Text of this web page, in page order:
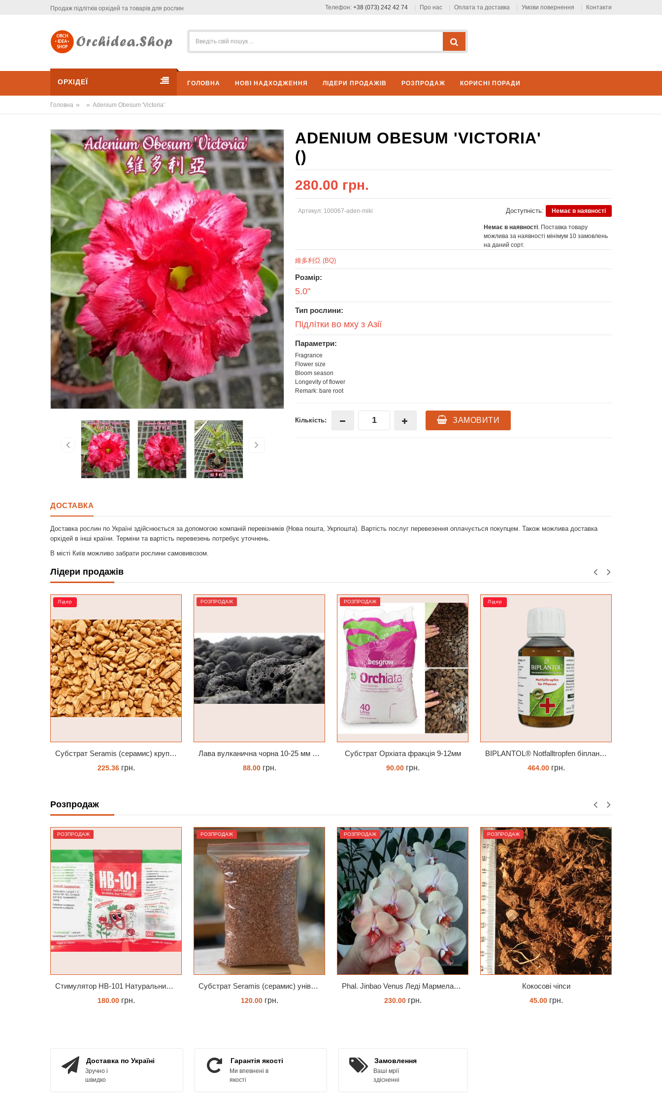
Продаж підлітків орхідей та товарів для рослин Телефон: +38 (073) 242 42 74 Про нас Оплата та доставка Умови повернення Контакти
ОРХІДЕЇ ГОЛОВНА НОВІ НАДХОДЖЕННЯ ЛІДЕРИ ПРОДАЖІВ РОЗПРОДАЖ КОРИСНІ ПОРАДИ
Головна » » Adenium Obesum 'Victoria'
ADENIUM OBESUM 'VICTORIA'
()
280.00 грн.
Артикул: 100067-aden-miki Доступність: Немає в наявності
Немає в наявності. Поставка товару
можлива за наявності мінімум 10 замовлень
на даний сорт.
維多利亞 (BQ)
Розмір:
5.0"
Тип рослини:
Підлітки во мху з Азії
Параметри:
Fragrance
Flower size
Bloom season
Longevity of flower
Remark: bare root
Кількість: ЗАМОВИТИ
ДОСТАВКА
Доставка рослин по Україні здійснюється за допомогою компаній перевізників (Нова пошта, Укрпошта). Вартість послуг перевезення оплачується покупцем. Також можлива доставка
орхідей в інші країни. Терміни та вартість перевезень потребує уточнень.
В місті Київ можливо забрати рослини самовивозом.
Лідери продажів
РОЗПРОДАЖ
Лава вулканична чорна 10-25 мм 1 л
88.00грн.
РОЗПРОДАЖ
Субстрат Орхіата фракція 9-12мм
90.00 грн.
Лідер
BIPLANTOL® Notfalltropfen біплантол реаніматор 100 мл
464.00грн.
РОЗПРОДАЖ
Стимулятор HB-101 Натуральний віталайзер 6 мл
180.00 грн.
Розпродаж
РОЗПРОДАЖ
Стимулятор HB-101 Натуральний віталайзер 6 мл
180.00грн.
РОЗПРОДАЖ
Субстрат Seramis (серамис) універсальний - гранульована глина стандартного разміра для всіх рослин 1 л
120.00грн.
РОЗПРОДАЖ
Phal. Jinbao Venus Леді Мармелад 1.7 (торфстакан)
230.00грн.
РОЗПРОДАЖ
Кокосові чіпси
45.00грн.
Доставка по Україні
Зручно і
швидко
Гарантія якості
Ми впевнені в
якості
Замовлення
Ваші мрії
здісненні